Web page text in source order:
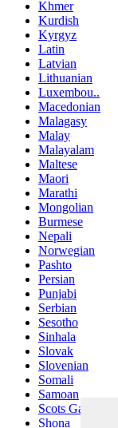
Khmer
Kurdish
Kyrgyz
Latin
Latvian
Lithuanian
Luxembou..
Macedonian
Malagasy
Malay
Malayalam
Maltese
Maori
Marathi
Mongolian
Burmese
Nepali
Norwegian
Pashto
Persian
Punjabi
Serbian
Sesotho
Sinhala
Slovak
Slovenian
Somali
Samoan
Scots Gaelic
Shona